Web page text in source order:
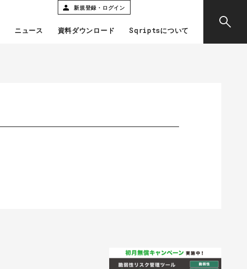
新規登録・ログイン
ニュース 資料ダウンロード Sqriptsについて